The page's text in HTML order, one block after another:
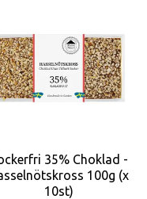
35% Choklad -
100g (x
10st)